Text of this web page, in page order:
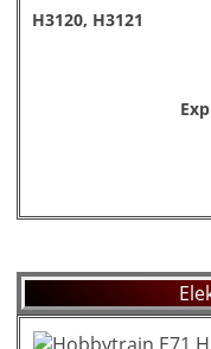
H3120, H3121